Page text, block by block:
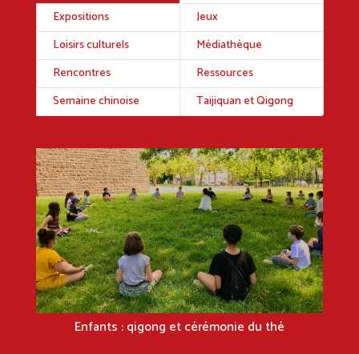
Expositions
Jeux
Loisirs culturels
Médiathèque
Rencontres
Ressources
Semaine chinoise
Taijiquan et Qigong
Enfants : qigong et cérémonie du thé